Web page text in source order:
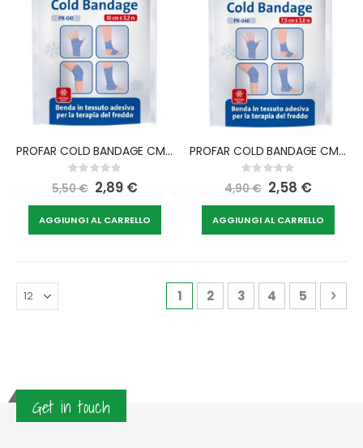
PROFAR COLD BANDAGE CM 10X3,2 M
Rating:
0%
5,50 € Special
Price
2,89 €
AGGIUNGI AL CARRELLO
PROFAR COLD BANDAGE CM 7,5X3,6 M
Rating:
0%
4,90 € Special
Price
2,58 €
AGGIUNGI AL CARRELLO
Pagina
Attualmente stai leggendo
1 Pagina
2 Pagina
3 Pagina
4 Pagina
5
Get in touch